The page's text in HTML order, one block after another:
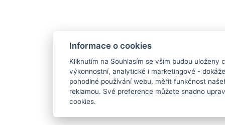
Informace o cookies
Kliknutím na Souhlasím se vším budou uloženy
výkonnostní, analytické i marketingové -
pohodlné používání webu, měřit funkčnost
reklamou. Své preference můžete snadno
cookies.